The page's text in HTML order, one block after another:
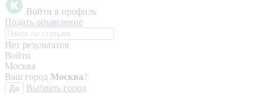
Войти в профиль
Подать объявление
Нет результатов
Войти
Москва
Ваш город Москва?
Да
Выбрать город